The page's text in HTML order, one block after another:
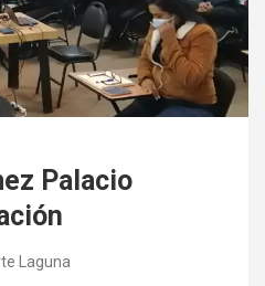
Palacio
Laguna